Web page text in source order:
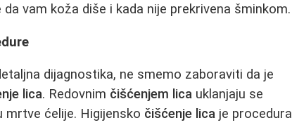
vam koža diše i kada nije prekrivena šminkom.
dijagnostika, ne smemo zaboraviti da je
lica. Redovnim čišćenjem lica uklanjaju se
mrtve ćelije. Higijensko čišćenje lica je procedura